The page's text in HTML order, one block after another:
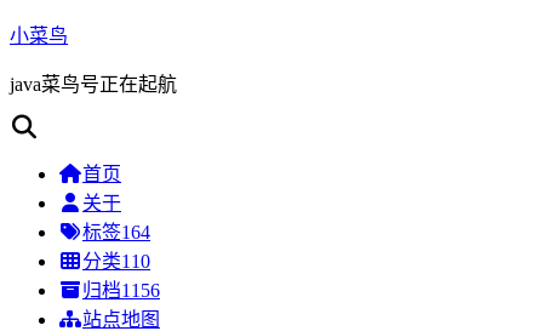
小菜鸟
java菜鸟号正在起航
首页
关于
标签164
分类110
归档1156
站点地图